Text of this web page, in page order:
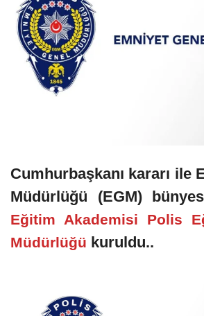
Cumhurbaşkanı kararı ile
Müdürlüğü (EGM)
Eğitim Akademisi Polis
Müdürlüğü kuruldu..